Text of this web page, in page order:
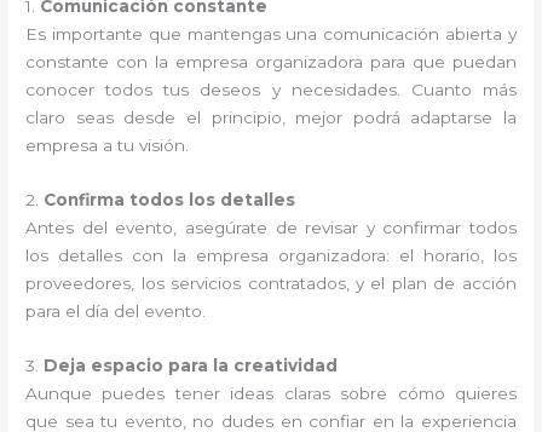
1. Comunicación constante
Es importante que mantengas una comunicación abierta y
constante con la empresa organizadora para que puedan
conocer todos tus deseos y necesidades. Cuanto más
claro seas desde el principio, mejor podrá adaptarse la
empresa a tu visión.
2. Confirma todos los detalles
Antes del evento, asegúrate de revisar y confirmar todos
los detalles con la empresa organizadora: el horario, los
proveedores, los servicios contratados, y el plan de acción
para el día del evento.
3. Deja espacio para la creatividad
Aunque puedes tener ideas claras sobre cómo quieres
que sea tu evento, no dudes en confiar en la experiencia